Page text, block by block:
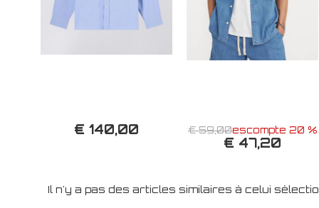
€ 140,00 € 59,00escompte 20 %
€ 47,20
Il n'y a pas des articles similaires à celui